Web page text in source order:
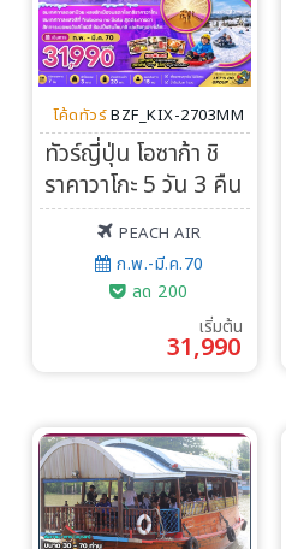
โค้ดทัวร์ BZF_KIX-2703MM
ทัวร์ญี่ปุ่น โอซาก้า ชิ
ราคาวาโกะ 5 วัน 3 คืน
PEACH AIR
ก.พ.-มี.ค.70
ลด 200
เริ่มต้น
31,990